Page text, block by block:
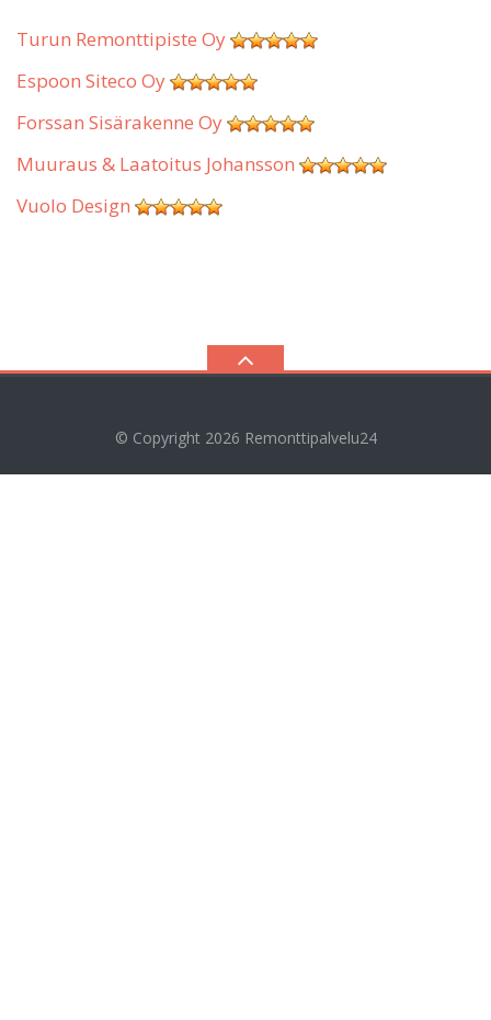
Turun Remonttipiste Oy
Espoon Siteco Oy
Forssan Sisärakenne Oy
Muuraus & Laatoitus Johansson
Vuolo Design
© Copyright 2026 Remonttipalvelu24